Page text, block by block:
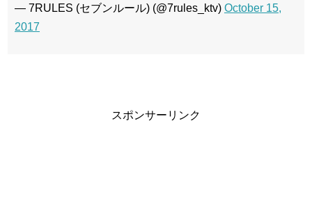
— 7RULES (セブンルール) (@7rules_ktv) October 15,
2017
スポンサーリンク